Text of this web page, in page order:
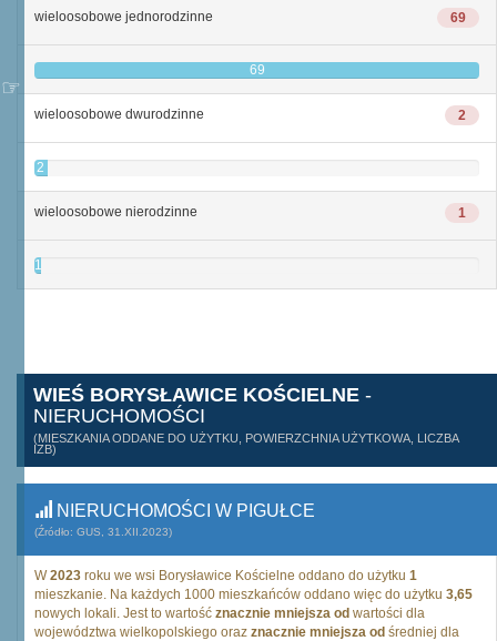
69
wieloosobowe jednorodzinne
69
2
wieloosobowe dwurodzinne
2
1
wieloosobowe nierodzinne
1
WIEŚ BORYSŁAWICE KOŚCIELNE -
NIERUCHOMOŚCI
(MIESZKANIA ODDANE DO UŻYTKU, POWIERZCHNIA UŻYTKOWA, LICZBA
IZB)
NIERUCHOMOŚCI W PIGUŁCE
(Źródło: GUS, 31.XII.2023)
W2023 roku we wsi Borysławice Kościelne oddano do użytku 1
mieszkanie. Na każdych 1000 mieszkańców oddano więc do użytku 3,65
nowych lokali. Jest to wartość znacznie mniejsza od wartości dla
województwa wielkopolskiego oraz znacznie mniejsza od średniej dla